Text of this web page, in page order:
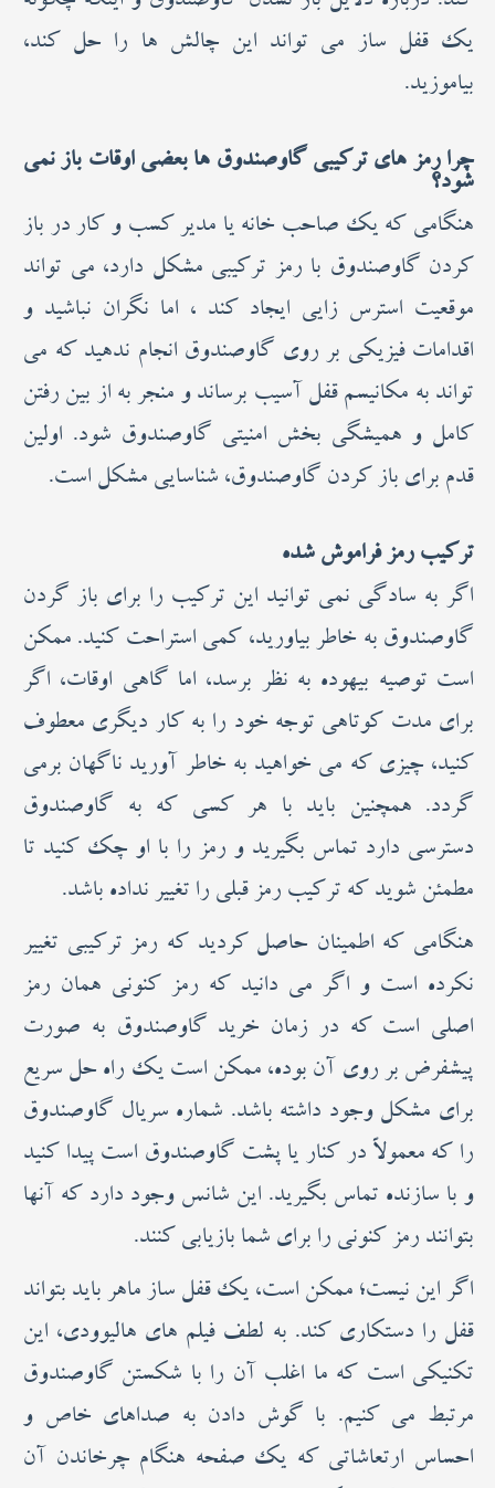
یک قفل ساز می تواند این چالش ها را حل کند،
بیاموزید.
چرا رمز های ترکیبی گاوصندوق ها بعضی اوقات باز نمی
شود؟
هنگامی که یک صاحب خانه یا مدیر کسب و کار در باز
کردن گاوصندوق با رمز ترکیبی مشکل دارد، می تواند
موقعیت استرس زایی ایجاد کند ، اما نگران نباشید و
اقدامات فیزیکی بر روی گاوصندوق انجام ندهید که می
تواند به مکانیسم قفل آسیب برساند و منجر به از بین رفتن
کامل و همیشگی بخش امنیتی گاوصندوق شود. اولین
قدم برای باز کردن گاوصندوق، شناسایی مشکل است.
ترکیب رمز فراموش شده
اگر به سادگی نمی توانید این ترکیب را برای باز گردن
گاوصندوق به خاطر بیاورید، کمی استراحت کنید. ممکن
است توصیه بیهوده به نظر برسد، اما گاهی اوقات، اگر
برای مدت کوتاهی توجه خود را به کار دیگری معطوف
کنید، چیزی که می خواهید به خاطر آورید ناگهان برمی
گردد. همچنین باید با هر کسی که به گاوصندوق
دسترسی دارد تماس بگیرید و رمز را با او چک کنید تا
مطمئن شوید که ترکیب رمز قبلی را تغییر نداده باشد.
هنگامی که اطمینان حاصل کردید که رمز ترکیبی تغییر
نکرده است و اگر می دانید که رمز کنونی همان رمز
اصلی است که در زمان خرید گاوصندوق به صورت
پیشفرض بر روی آن بوده، ممکن است یک راه حل سریع
برای مشکل وجود داشته باشد. شماره سریال گاوصندوق
را که معمولاً در کنار یا پشت گاوصندوق است پیدا کنید
و با سازنده تماس بگیرید. این شانس وجود دارد که آنها
بتوانند رمز کنونی را برای شما بازیابی کنند.
اگر این نیست؛ ممکن است، یک قفل ساز ماهر باید بتواند
قفل را دستکاری کند. به لطف فیلم های هالیوودی، این
تکنیکی است که ما اغلب آن را با شکستن گاوصندوق
مرتبط می کنیم. با گوش دادن به صداهای خاص و
احساس ارتعاشاتی که یک صفحه هنگام چرخاندن آن